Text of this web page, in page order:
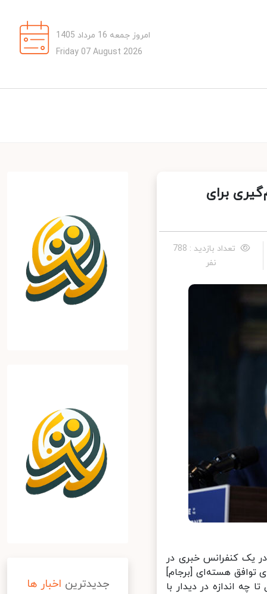
امروز جمعه 16 مرداد 1405
Friday 07 August 2026
برای
تعداد بازدید : 788
نفر
یک کنفرانس خبری در
هسته‌ای [برجام]
اندازه در دیدار با
جدیدترین اخبار ها